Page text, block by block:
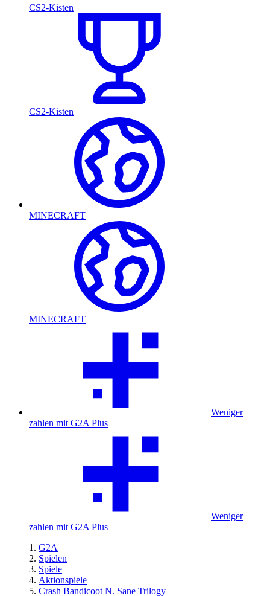
CS2-Kisten
CS2-Kisten
MINECRAFT
MINECRAFT
Weniger
zahlen mit G2A Plus
Weniger
zahlen mit G2A Plus
G2A
Spielen
Spiele
Aktionspiele
Crash Bandicoot N. Sane Trilogy